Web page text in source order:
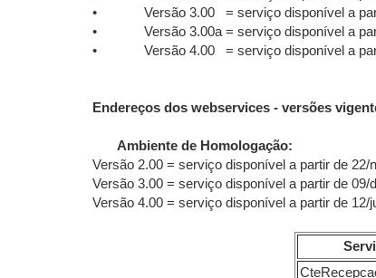
• Versão 3.00 = serviço disponível a
• Versão 3.00a = serviço disponível a
• Versão 4.00 = serviço disponível a
Endereços dos webservices - versões
Ambiente de Homologação:
Versão 2.00 = serviço disponível a partir de 22/
Versão 3.00 = serviço disponível a partir de 09/
Versão 4.00 = serviço disponível a partir de 12/